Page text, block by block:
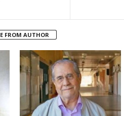
FROM AUTHOR